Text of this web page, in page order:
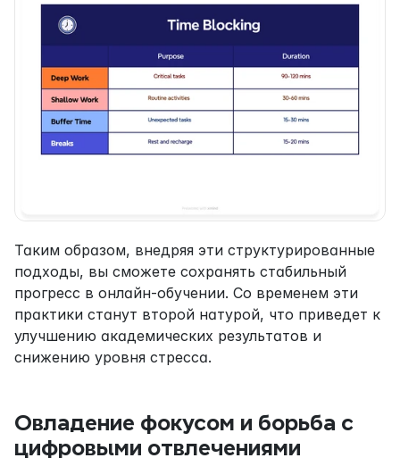
Таким образом, внедряя эти структурированные
подходы, вы сможете сохранять стабильный
прогресс в онлайн-обучении. Со временем эти
практики станут второй натурой, что приведет к
улучшению академических результатов и
снижению уровня стресса.
Овладение фокусом и борьба с
цифровыми отвлечениями